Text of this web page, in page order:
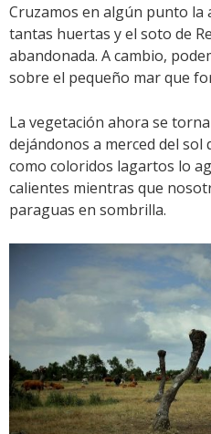
Cruzamos en algún punto la
tantas huertas y el soto de
abandonada. A cambio,
sobre el pequeño mar que
La vegetación ahora se
dejándonos a merced del sol
como coloridos lagartos lo
calientes mientras que
paraguas en sombrilla.